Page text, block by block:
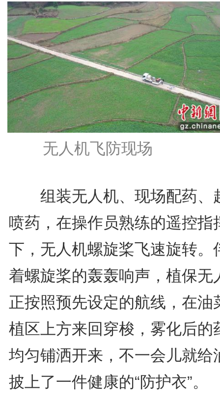
无人机飞防现场
组装无人机、现场配药、
喷药，在操作员熟练的遥控指
下，无人机螺旋桨飞速旋转。
着螺旋桨的轰轰响声，植保无
正按照预先设定的航线，在油
植区上方来回穿梭，雾化后的
均匀铺洒开来，不一会儿就给
披上了一件健康的“防护衣”。